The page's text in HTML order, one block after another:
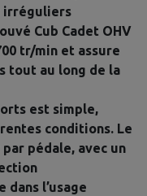
irréguliers
Cub Cadet OHV
tr/min et assure
tout au long de la
est simple,
conditions. Le
pédale, avec un
l’usage